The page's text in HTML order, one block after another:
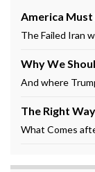
America
The Failed Iran
Why We
And where
The Right
What Comes